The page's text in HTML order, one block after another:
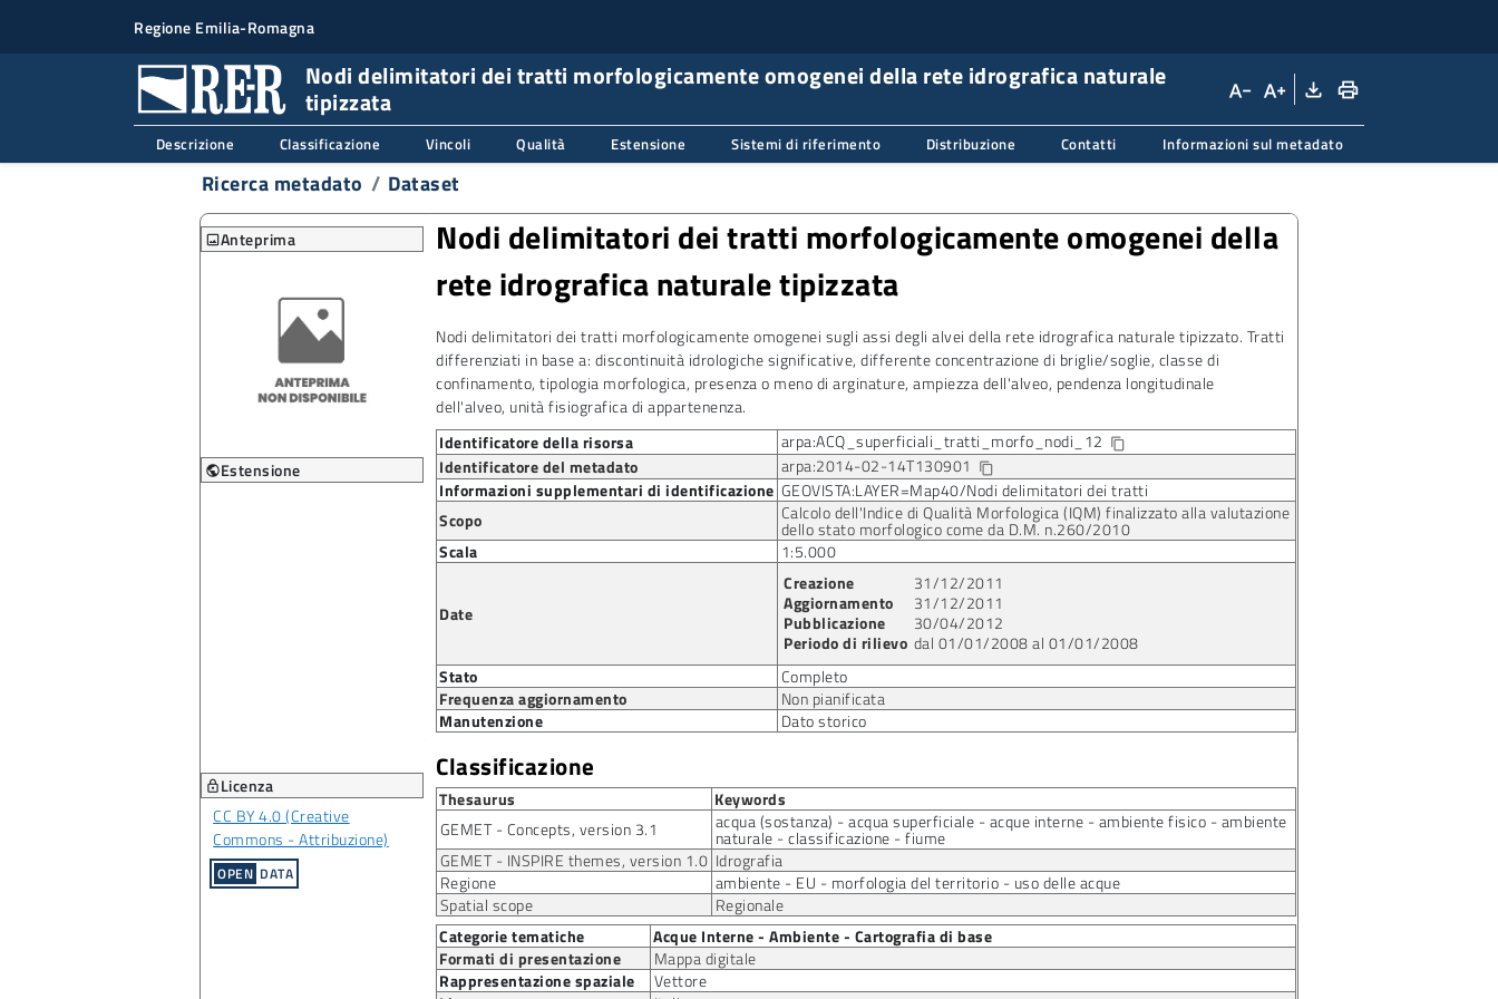
Regione Emilia-Romagna
Nodi delimitatori dei tratti morfologicamente omogenei della rete idrografica naturale
tipizzata text_decrease text_increase file_download print
Descrizione Classificazione Vincoli Qualità Estensione Sistemi di riferimento Distribuzione Contatti Informazioni sul metadato
Ricerca metadato Dataset
imageAnteprima
publicEstensione
lock Licenza
CC BY 4.0 (Creative
Commons - Attribuzione)
OPEN DATA
Nodi delimitatori dei tratti morfologicamente omogenei della
rete idrografica naturale tipizzata
Nodi delimitatori dei tratti morfologicamente omogenei sugli assi degli alvei della rete idrografica naturale tipizzato. Tratti
differenziati in base a: discontinuità idrologiche significative, differente concentrazione di briglie/soglie, classe di
confinamento, tipologia morfologica, presenza o meno di arginature, ampiezza dell'alveo, pendenza longitudinale
dell'alveo, unità fisiografica di appartenenza.
Identificatore della risorsa
arpa:ACQ_superficiali_tratti_morfo_nodi_12 content_copy
Identificatore del metadato arpa:2014-02-14T130901 content_copy
Informazioni supplementari di identificazione GEOVISTA:LAYER=Map40/Nodi delimitatori dei tratti
Scopo
Calcolo dell'Indice di Qualità Morfologica (IQM) finalizzato alla valutazione
dello stato morfologico come da D.M. n.260/2010
Scala
1:5.000
Date
Creazione
31/12/2011
Aggiornamento
31/12/2011
Pubblicazione
30/04/2012
Periodo di rilievo dal 01/01/2008 al 01/01/2008
Stato
Completo
Frequenza aggiornamento
Non pianificata
Manutenzione
Dato storico
Classificazione
Thesaurus
Keywords
GEMET - Concepts, version 3.1
acqua (sostanza) - acqua superficiale - acque interne - ambiente fisico - ambiente
naturale - classificazione - fiume
GEMET - INSPIRE themes, version 1.0 Idrografia
Regione
ambiente - EU - morfologia del territorio - uso delle acque
Spatial scope
Regionale
Categorie tematiche
Acque Interne - Ambiente - Cartografia di base
Formati di presentazione
Mappa digitale
Rappresentazione spaziale
Vettore